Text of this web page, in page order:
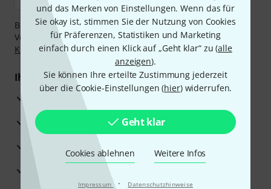
und das Merken von Einstellungen. Wenn das für
Sie okay ist, stimmen Sie der Nutzung von Cookies
für Präferenzen, Statistiken und Marketing
einfach durch einen Klick auf „Geht klar“ zu (alle
anzeigen).
Sie können Ihre erteilte Zustimmung jederzeit
über die Cookie-Einstellungen (hier) widerrufen.
Geht klar
Cookies ablehnen Weitere Infos
Impressum · Datenschutzhinweise
Bezahlen Sie vertraulich und sicher per Nachnahme,
Vorkasse, PayPal, Amazon Pay,Klarna Sofort bezahlen
Klarna Ratenzahlungoder Kreditkarte.
Ihre Vorteile
3 Jahre Thomann Garantie
30 Tage Money-Back-Garantie
Beratung durch Fachexperten